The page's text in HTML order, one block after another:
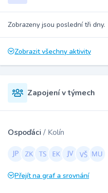
Zobrazeny jsou poslední tři dny.
Zobrazit všechny aktivity
Zapojení v týmech
Ospoďáci / Kolín
Přejít na graf a srovnání